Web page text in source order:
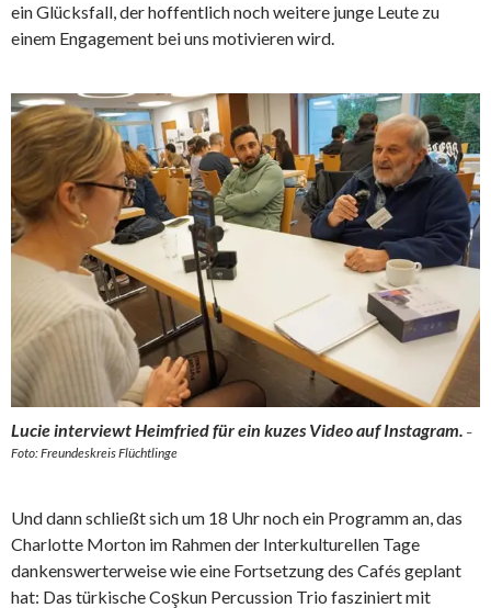
ein Glücksfall, der hoffentlich noch weitere junge Leute zu
einem Engagement bei uns motivieren wird.
Lucie interviewt Heimfried für ein kuzes Video auf Instagram. –
Foto: Freundeskreis Flüchtlinge
Und dann schließt sich um 18 Uhr noch ein Programm an, das
Charlotte Morton im Rahmen der Interkulturellen Tage
dankenswerterweise wie eine Fortsetzung des Cafés geplant
hat: Das türkische Coşkun Percussion Trio fasziniert mit